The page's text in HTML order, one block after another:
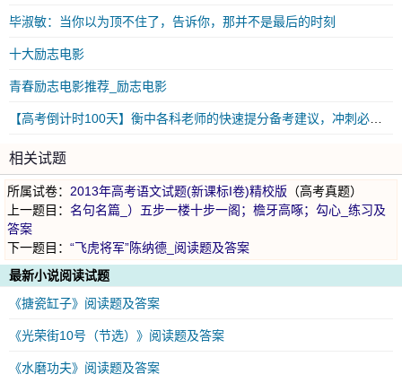
毕淑敏：当你以为顶不住了，告诉你，那并不是最后的时刻
十大励志电影
青春励志电影推荐_励志电影
相关试题
所属试卷： 2013年高考语文试题(新课标I卷)精校版 （高考真题）
上一题目： 名句名篇_）五步一楼十步一阁；檐牙高啄；勾心_练习及
答案
下一题目： “飞虎将军”陈纳德_阅读题及答案
最新小说阅读试题
《搪瓷缸子》阅读题及答案
《光荣街10号（节选）》阅读题及答案
《水磨功夫》阅读题及答案